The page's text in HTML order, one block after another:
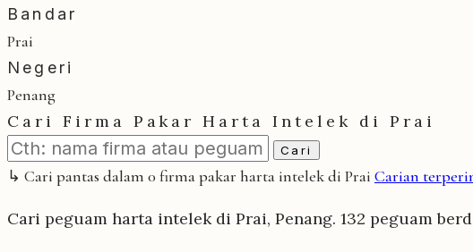
Bandar
Prai
Negeri
Penang
Cari Firma Pakar Harta Intelek di Prai
Cari
↳ Cari pantas dalam 0 firma pakar harta intelek di Prai Carian
Cari peguam harta intelek di Prai, Penang. 132 peguam